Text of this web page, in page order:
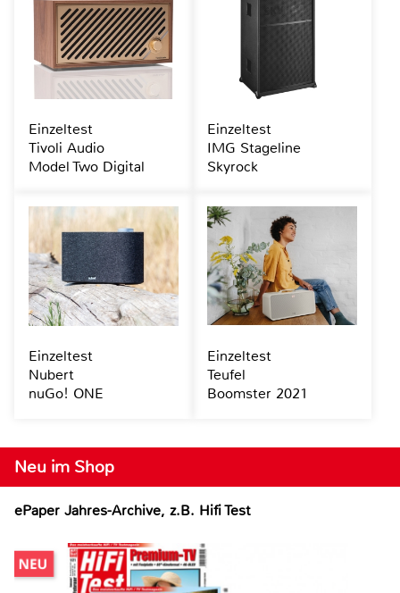
Neu im Shop
ePaper Jahres-Archive, z.B. Hifi Test
Einzeltest
Tivoli Audio
Model Two Digital
Einzeltest
IMG Stageline
Skyrock
Einzeltest
Nubert
nuGo! ONE
Einzeltest
Teufel
Boomster 2021